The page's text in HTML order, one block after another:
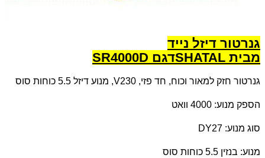
גנרטור דיזל נייד
מבית SHATALדגם SR4000D
גנרטור חזק למאור וכוח, חד פזי, 230 V, מנוע דיזל 5.5 כוחות סוס
הספק מנוע: 4000 וואט
סוג מנוע: DY27
מנוע: בנזין 5.5 כוחות סוס